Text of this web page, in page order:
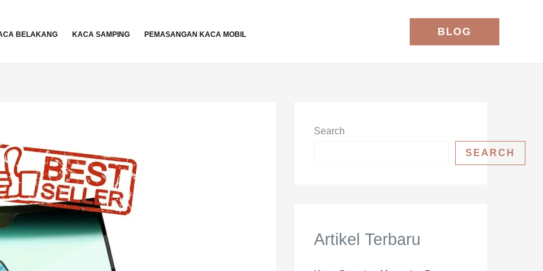
BELAKANG KACA SAMPING PEMASANGAN KACA MOBIL BLOG
Search
SEARCH
Artikel Terbaru